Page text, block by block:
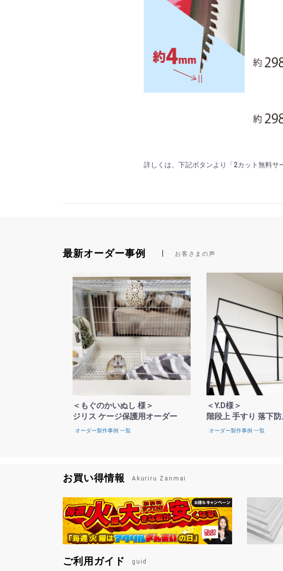
詳しくは、下記ボタンより 「2カット無料サ
最新オーダー事例 お客さまの声
＜もぐのかいぬし 様＞
ジリス ケージ保護用オーダー
オーダー製作事例 一覧
＜Y.D様＞
階段上 手すり 落下
オーダー製作事例 一覧
お買い得情報 Akuriru Zanmai
ご利用ガイド guid